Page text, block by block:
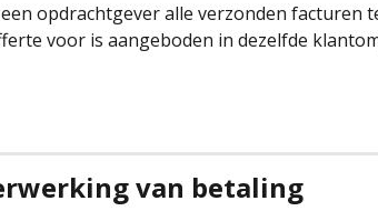
opdrachtgever alle verzonden facturen
voor is aangeboden in dezelfde
van betaling